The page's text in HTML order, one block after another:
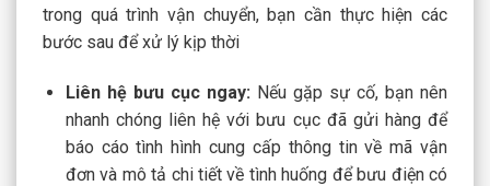
trong quá trình vận chuyển, bạn cần thực hiện các
bước sau để xử lý kịp thời
Liên hệ bưu cục ngay: Nếu gặp sự cố, bạn nên
nhanh chóng liên hệ với bưu cục đã gửi hàng để
báo cáo tình hình cung cấp thông tin về mã vận
đơn và mô tả chi tiết về tình huống để bưu điện có